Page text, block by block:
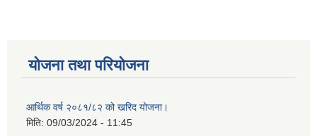
योजना तथा परियोजना
आर्थिक वर्ष २०८१/८२ को खरिद योजना।
मिति: 09/03/2024 - 11:45